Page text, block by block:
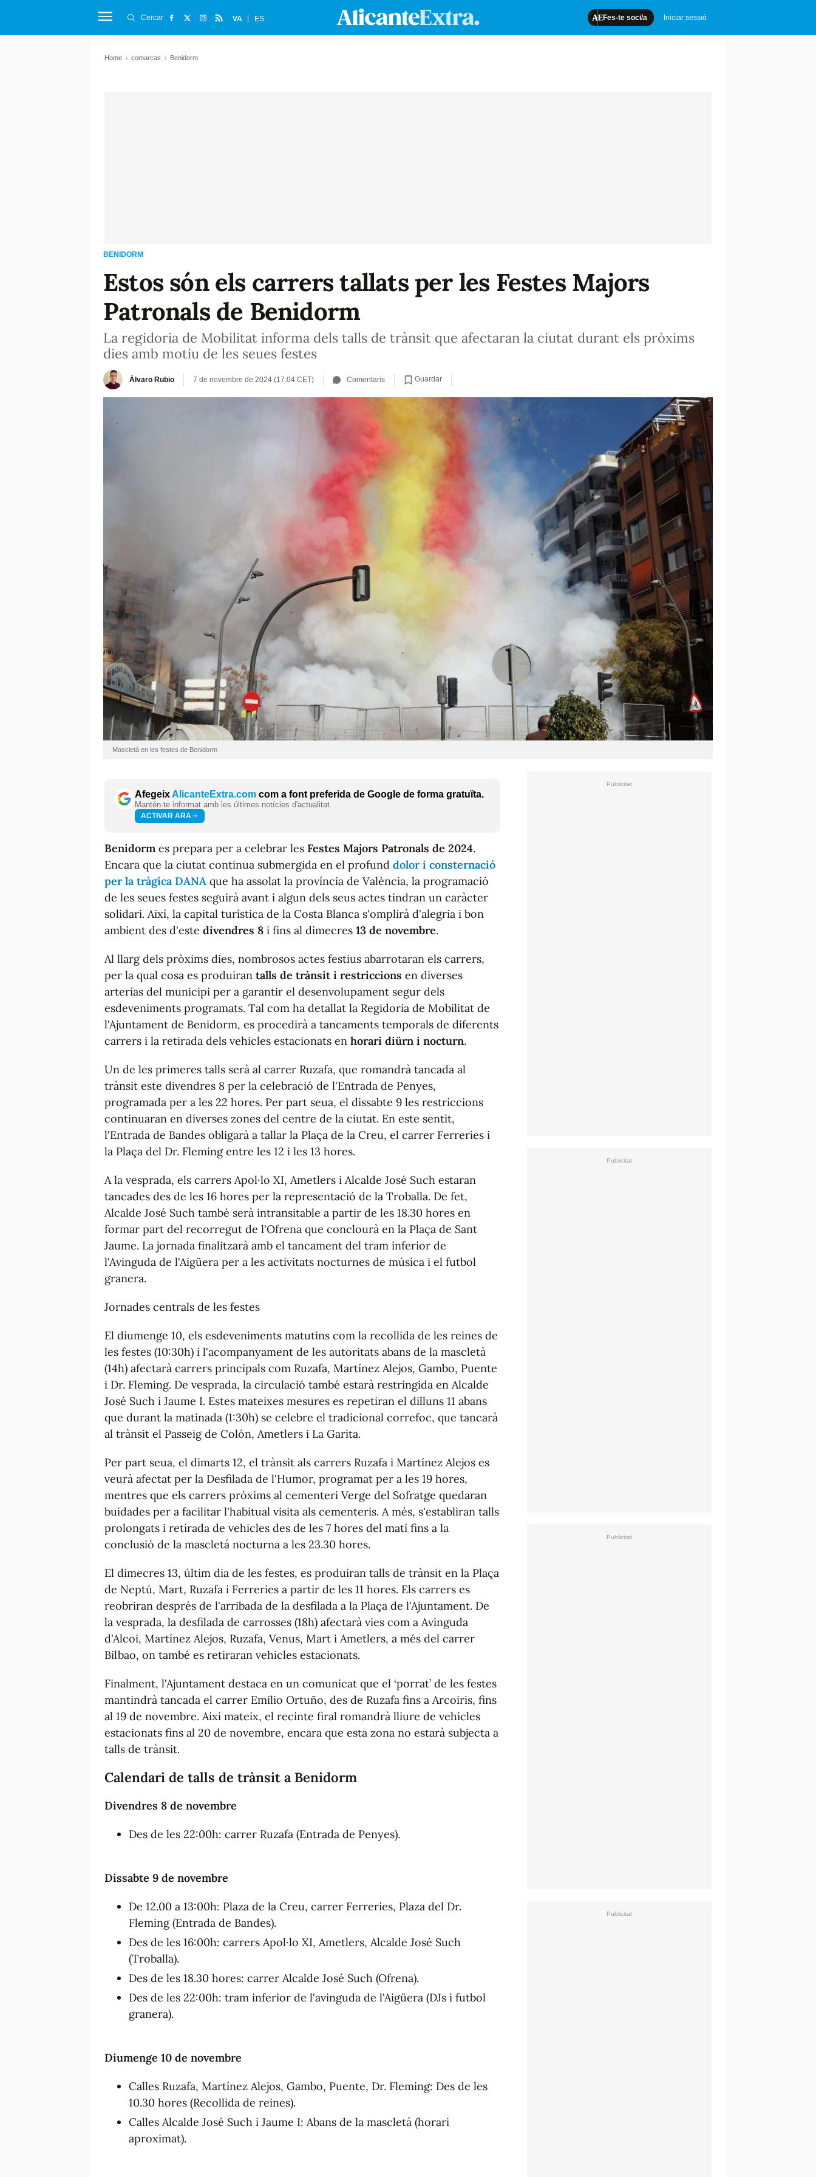
Fes-te soci/a Iniciar sessió
Cercar VA ES
Home comarcas Benidorm
BENIDORM
Estos són els carrers tallats per les Festes Majors
Patronals de Benidorm
La regidoria de Mobilitat informa dels talls de trànsit que afectaran la ciutat durant els pròxims
dies amb motiu de les seues festes
Álvaro Rubio 7 de novembre de 2024 (17:04 CET) Comentaris Guardar
Mascletà en les festes de Benidorm
AfegeixAlicanteExtra.com com a font preferida de Google de forma gratuïta.
Mantén-te informat amb les últimes notícies d'actualitat.
ACTIVAR ARA
Benidorm es prepara per a celebrar les Festes Majors Patronals de 2024.
Encara que la ciutat continua submergida en el profund dolor i consternació
per la tràgica DANA que ha assolat la província de València, la programació
de les seues festes seguirà avant i algun dels seus actes tindran un caràcter
solidari. Així, la capital turística de la Costa Blanca s'omplirà d'alegria i bon
ambient des d'este divendres 8 i fins al dimecres 13 de novembre.
Al llarg dels pròxims dies, nombrosos actes festius abarrotaran els carrers,
per la qual cosa es produiran talls de trànsit i restriccions en diverses
arterías del municipi per a garantir el desenvolupament segur dels
esdeveniments programats. Tal com ha detallat la Regidoria de Mobilitat de
l'Ajuntament de Benidorm, es procedirà a tancaments temporals de diferents
carrers i la retirada dels vehicles estacionats en horari diürn i nocturn.
Un de les primeres talls serà al carrer Ruzafa, que romandrà tancada al
trànsit este divendres 8 per la celebració de l'Entrada de Penyes,
programada per a les 22 hores. Per part seua, el dissabte 9 les restriccions
continuaran en diverses zones del centre de la ciutat. En este sentit,
l'Entrada de Bandes obligarà a tallar la Plaça de la Creu, el carrer Ferreries i
la Plaça del Dr. Fleming entre les 12 i les 13 hores.
A la vesprada, els carrers Apol·lo XI, Ametlers i Alcalde José Such estaran
tancades des de les 16 hores per la representació de la Troballa. De fet,
Alcalde José Such també serà intransitable a partir de les 18.30 hores en
formar part del recorregut de l'Ofrena que conclourà en la Plaça de Sant
Jaume. La jornada finalitzarà amb el tancament del tram inferior de
l'Avinguda de l'Aigüera per a les activitats nocturnes de música i el futbol
granera.
Jornades centrals de les festes
El diumenge 10, els esdeveniments matutins com la recollida de les reines de
les festes (10:30h) i l'acompanyament de les autoritats abans de la mascletà
(14h) afectarà carrers principals com Ruzafa, Martínez Alejos, Gambo, Puente
i Dr. Fleming. De vesprada, la circulació també estarà restringida en Alcalde
José Such i Jaume I. Estes mateixes mesures es repetiran el dilluns 11 abans
que durant la matinada (1:30h) se celebre el tradicional correfoc, que tancarà
al trànsit el Passeig de Colón, Ametlers i La Garita.
Per part seua, el dimarts 12, el trànsit als carrers Ruzafa i Martínez Alejos es
veurà afectat per la Desfilada de l'Humor, programat per a les 19 hores,
mentres que els carrers pròxims al cementeri Verge del Sofratge quedaran
buidades per a facilitar l'habitual visita als cementeris. A més, s'establiran talls
prolongats i retirada de vehicles des de les 7 hores del matí fins a la
conclusió de la mascletá nocturna a les 23.30 hores.
El dimecres 13, últim dia de les festes, es produiran talls de trànsit en la Plaça
de Neptú, Mart, Ruzafa i Ferreries a partir de les 11 hores. Els carrers es
reobriran després de l'arribada de la desfilada a la Plaça de l'Ajuntament. De
la vesprada, la desfilada de carrosses (18h) afectarà vies com a Avinguda
d'Alcoi, Martínez Alejos, Ruzafa, Venus, Mart i Ametlers, a més del carrer
Bilbao, on també es retiraran vehicles estacionats.
Finalment, l'Ajuntament destaca en un comunicat que el ‘porrat’ de les festes
mantindrà tancada el carrer Emilio Ortuño, des de Ruzafa fins a Arcoiris, fins
al 19 de novembre. Així mateix, el recinte firal romandrà lliure de vehicles
estacionats fins al 20 de novembre, encara que esta zona no estarà subjecta a
talls de trànsit.
Calendari de talls de trànsit a Benidorm
Divendres 8 de novembre
Des de les 22:00h: carrer Ruzafa (Entrada de Penyes).
Dissabte 9 de novembre
De 12.00 a 13:00h: Plaza de la Creu, carrer Ferreries, Plaza del Dr.
Fleming (Entrada de Bandes).
Des de les 16:00h: carrers Apol·lo XI, Ametlers, Alcalde José Such
(Troballa).
Des de les 18.30 hores: carrer Alcalde José Such (Ofrena).
Des de les 22:00h: tram inferior de l'avinguda de l'Aigüera (DJs i futbol
granera).
Diumenge 10 de novembre
Calles Ruzafa, Martínez Alejos, Gambo, Puente, Dr. Fleming: Des de les
10.30 hores (Recollida de reines).
Calles Alcalde José Such i Jaume I: Abans de la mascletá (horari
aproximat).